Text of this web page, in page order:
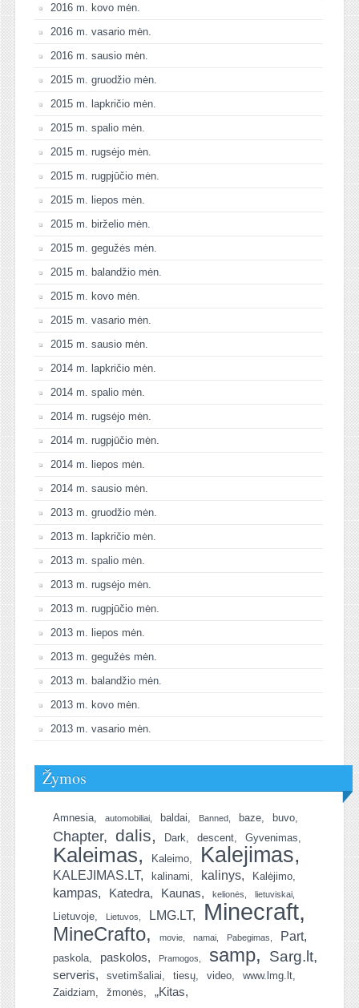
2016 m. kovo mėn.
2016 m. vasario mėn.
2016 m. sausio mėn.
2015 m. gruodžio mėn.
2015 m. lapkričio mėn.
2015 m. spalio mėn.
2015 m. rugsėjo mėn.
2015 m. rugpjūčio mėn.
2015 m. liepos mėn.
2015 m. birželio mėn.
2015 m. gegužės mėn.
2015 m. balandžio mėn.
2015 m. kovo mėn.
2015 m. vasario mėn.
2015 m. sausio mėn.
2014 m. lapkričio mėn.
2014 m. spalio mėn.
2014 m. rugsėjo mėn.
2014 m. rugpjūčio mėn.
2014 m. liepos mėn.
2014 m. sausio mėn.
2013 m. gruodžio mėn.
2013 m. lapkričio mėn.
2013 m. spalio mėn.
2013 m. rugsėjo mėn.
2013 m. rugpjūčio mėn.
2013 m. liepos mėn.
2013 m. gegužės mėn.
2013 m. balandžio mėn.
2013 m. kovo mėn.
2013 m. vasario mėn.
Žymos
Amnesia automobiliai baldai Banned baze buvo
Chapter dalis Dark descent Gyvenimas
Kaleimas Kaleimo Kalejimas
KALEJIMAS.LT kalinami kalinys Kalėjimo
kampas Katedra Kaunas kelionės lietuviskai
Lietuvoje Lietuvos LMG.LT Minecraft
MineCrafto movie namai Pabegimas Part
paskola paskolos Pramogos samp Sarg.lt
serveris svetimšaliai tiesų video
www.lmg.lt
Zaidziam
žmonės „Kitas